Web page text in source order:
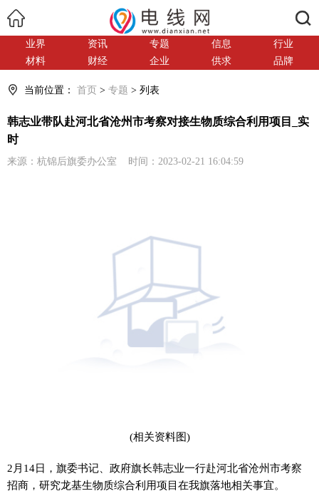
业界 资讯 专题 信息
行业
材料
财经 企业 供求 品牌
当前位置： 首页 > 专题 > 列表
韩志业带队赴河北省沧州市考察对接生物质综合利用项目_实
时
来源：杭锦后旗委办公室 时间：2023-02-21 16:04:59
(相关资料图)
2月14日，旗委书记、政府旗长韩志业一行赴河北省沧州市考察
招商，研究龙基生物质综合利用项目在我旗落地相关事宜。